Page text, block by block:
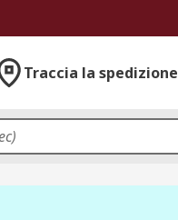
Traccia la spedizione